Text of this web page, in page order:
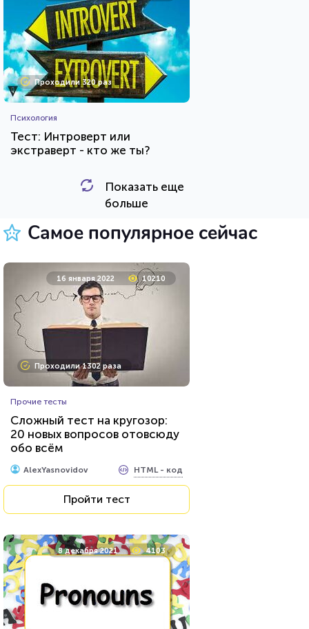
Проходили 320 раз
Психология
Тест: Интроверт или
экстраверт - кто же ты?
HTML - код
219787
Проходили 74649 раз
Тест на умственную
отсталость
Пройти тест
30 октября 2020 12437
Показать еще
больше
Самое популярное сейчас
16 января 2022 10210
Проходили 1302 раза
Прочие тесты
Сложный тест на кругозор:
20 новых вопросов отовсюду
обо всём
AlexYasnovidov HTML - код
Пройти тест
8 декабря 2021 4103